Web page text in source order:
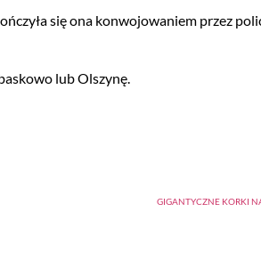
się ona konwojowaniem przez
lub Olszynę.
GIGANTYCZNE KORKI